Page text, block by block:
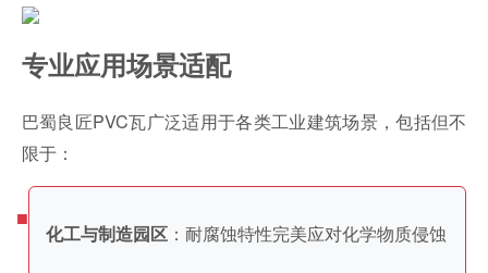
专业应用场景适配
巴蜀良匠PVC瓦广泛适用于各类工业建筑场景，包括但不
限于：
化工与制造园区：耐腐蚀特性完美应对化学物质侵蚀